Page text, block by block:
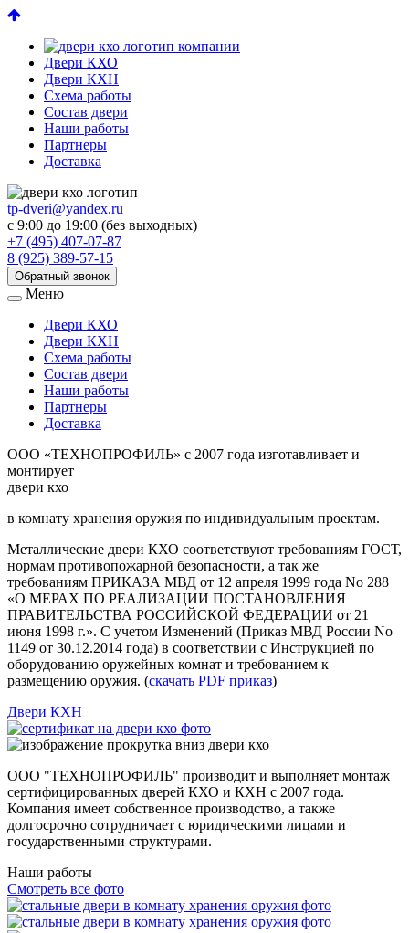
Двери КХО
Двери КХН
Схема работы
Состав двери
Наши работы
Партнеры
Доставка
tp-dveri@yandex.ru
с 9:00 до 19:00 (без выходных)
+7 (495) 407-07-87
8 (925) 389-57-15
Обратный звонок
Меню
Двери КХО
Двери КХН
Схема работы
Состав двери
Наши работы
Партнеры
Доставка
ООО «ТЕХНОПРОФИЛЬ» с 2007 года изготавливает и
монтирует
двери кхо
в комнату хранения оружия по индивидуальным проектам.
Металлические двери КХО соответствуют требованиям ГОСТ,
нормам противопожарной безопасности, а так же
требованиям ПРИКАЗА МВД от 12 апреля 1999 года No 288
«О МЕРАХ ПО РЕАЛИЗАЦИИ ПОСТАНОВЛЕНИЯ
ПРАВИТЕЛЬСТВА РОССИЙСКОЙ ФЕДЕРАЦИИ от 21
июня 1998 г.». С учетом Изменений (Приказ МВД России No
1149 от 30.12.2014 года) в соответствии с Инструкцией по
оборудованию оружейных комнат и требованием к
размещению оружия. (скачать PDF приказ)
Двери КХН
ООО "ТЕХНОПРОФИЛЬ" производит и выполняет монтаж
сертифицированных дверей КХО и КХН с 2007 года.
Компания имеет собственное производство, а также
долгосрочно сотрудничает с юридическими лицами и
государственными структурами.
Наши работы
Смотреть все фото